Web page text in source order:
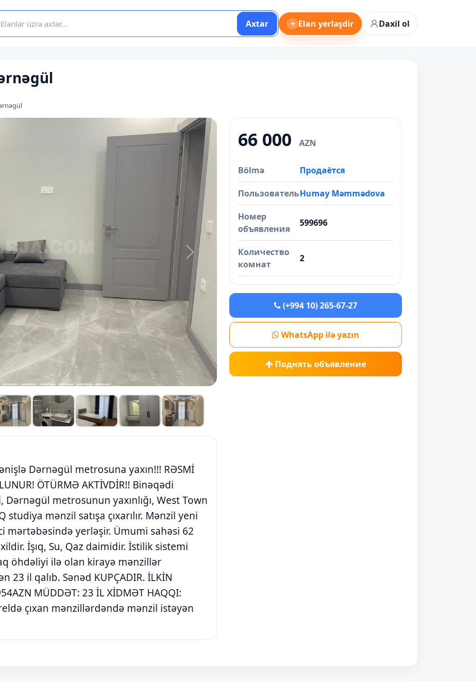
Axtar + Elan yerləşdir Daxil ol
Next
Dərnəgül metrosuna yaxın!!! RƏSMİ
ÖTÜRMƏ AKTİVDİR!! Binəqədi
metrosunun yaxınlığı, West Town
studiya mənzil satışa çıxarılır. Mənzil yeni
mərtəbəsində yerləşir. Ümumi sahəsi 62
İşıq, Su, Qaz daimidir. İstilik sistemi
öhdəliyi ilə olan kirayə mənzillər
23 il qalıb. Sənəd KUPÇADIR. İLKİN
MÜDDƏT: 23 İL XİDMƏT HAQQI:
çıxan mənzillərdəndə mənzil istəyən
66 000 AZN
Bölmə Продаётся
ПользовательHumay Məmmədova
Номер
объявления
599696
Количество
комнат
2
(+994 10) 265-67-27
WhatsApp ilə yazın
Поднять объявление